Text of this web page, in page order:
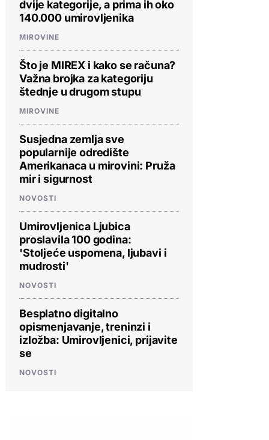
dvije kategorije, a prima ih oko
140.000 umirovljenika
MIROVINE
Što je MIREX i kako se računa?
Važna brojka za kategoriju
štednje u drugom stupu
MIROVINE
Susjedna zemlja sve
popularnije odredište
Amerikanaca u mirovini: Pruža
mir i sigurnost
NOVOSTI
Umirovljenica Ljubica
proslavila 100 godina:
'Stoljeće uspomena, ljubavi i
mudrosti'
NOVOSTI
Besplatno digitalno
opismenjavanje, treninzi i
izložba: Umirovljenici, prijavite
se
NOVOSTI